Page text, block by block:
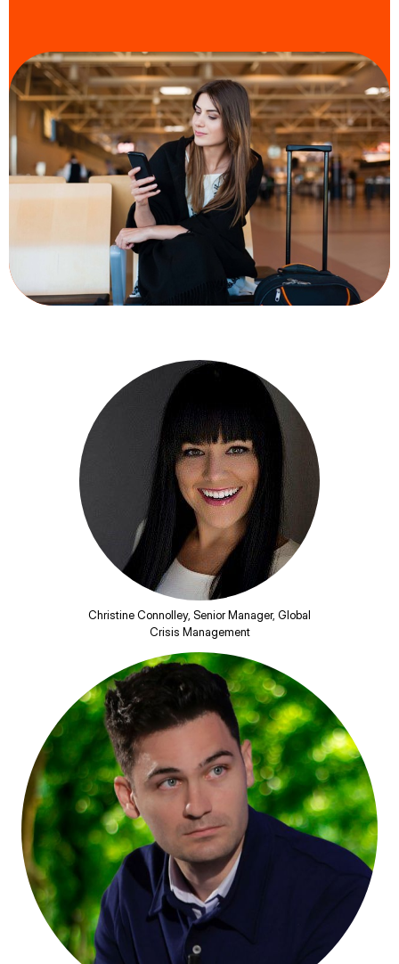
Christine Connolley, Senior Manager, Global
Crisis Management